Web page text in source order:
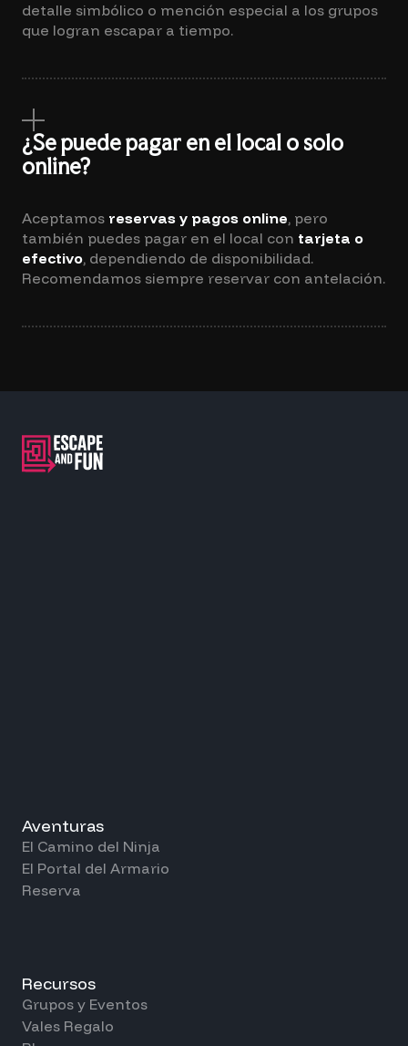
detalle simbólico o mención especial a los grupos
que logran escapar a tiempo.
¿Se puede pagar en el local o solo
online?
Aceptamos reservas y pagos online, pero
también puedes pagar en el local con tarjeta o
efectivo, dependiendo de disponibilidad.
Recomendamos siempre reservar con antelación.
Aventuras
El Camino del Ninja
El Portal del Armario
Reserva
Recursos
Grupos y Eventos
Vales Regalo